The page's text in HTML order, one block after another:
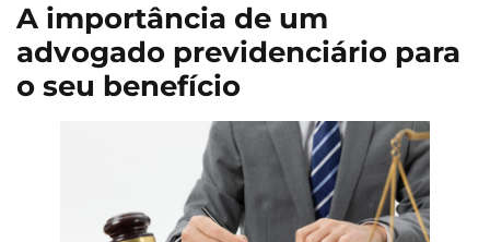
A importância de um
advogado previdenciário para
o seu benefício